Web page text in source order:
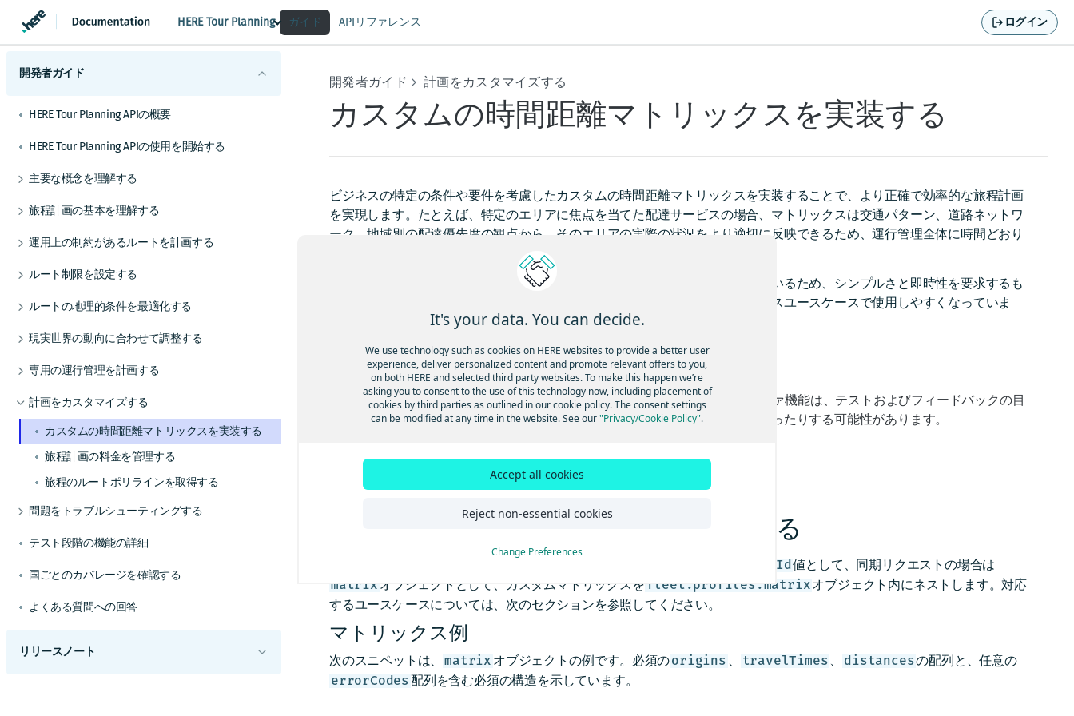
HERE Tour Planning ガイド APIリファレンス ログイン
開発者ガイド
HERE Tour Planning APIの概要
HERE Tour Planning APIの使用を開始する
主要な概念を理解する
目標
HERE Server Environment
設定
旅程計画の基本を理解する
容量制約付き配送計画問題を解決する
オープンな車両ルート検索問題を解決する
運用上の制約があるルートを計画する
グループにジョブを割り当てる
スキルに基づいてジョブを割り当てる
ツアーごとの超過コストを計算する
集荷と配達を旅程計画に組み合わせる
ジョブタスク位置を制御する
ジョブごとに複数のタスクを処理する
複数シフトを含める
休憩時間を組み込む
制限する
コストに合わせて旅程を最適化する
ルート制限を設定する
最大距離を制限する
最大シフト時間を制限する
停車地の最大数を設定する
停車地の最小数を設定する
ルートの地理的条件を最適化する
トを作成する
現実世界の動向に合わせて調整する
有の駐車時間を設定する
配車を改善する
移動時間または距離で車両用ルートを最適化す
る
道路の側設定でルートを最適化する
交通情報モードを理解する
ルートを動的に再計画する
る
る
ションを解決する
専用の運行管理を計画する
で、運行管理の効率を上げる
EVフリートに合わせて効率的なルートを計画す
る
廃棄物運行管理に合わせて効率的なルートを計
計画をカスタマイズする
カスタムの時間距離マトリックスを実装する
旅程計画の料金を管理する
旅程のルートポリラインを取得する
問題をトラブルシューティングする
る
テスト段階の機能の詳細
国ごとのカバレージを確認する
よくある質問への回答
リリースノート
開発者ガイド 計画をカスタマイズする
カスタムの時間距離マトリックスを実装する
ビジネスの特定の条件や要件を考慮したカスタムの時間距離マトリックスを実装することで、より正確で効率的な旅程計画
を実現します。たとえば、特定のエリアに焦点を当てた配達サービスの場合、マトリックスは交通パターン、道路ネットワ
ーク、地域別の配達優先度の観点から、そのエリアの実際の状況をより適切に反映できるため、運行管理全体に時間どおり
の効率的なツアー計画を策定できます。
リクエストと
リクエストの両方に対応しているため、シンプルさと即時性を要求するも
のから、大型車両のルート検索問題を含む複雑なシナリオまで、幅広いビジネスユースケースで使用しやすくなっていま
これはアルファ機能 (新規またはテスト段階であり、現在開発中) です。アルファ機能は、テストおよびフィードバックの目
的で提供されています。これらは大幅に変更されたり、一般に入手できなくなったりする可能性があります。
詳細については、「 」を参照してください。
カスタムマトリックスモデルを理解する
matrixId 値として、同期リクエストの場合は
matrix オブジェクトとして、カスタムマトリックスを fleet.profiles.matrixオブジェクト内にネストします。対応
するユースケースについては、次のセクションを参照してください。
マトリックス例
次のスニペットは、 matrix オブジェクトの例です。必須のorigins 、 travelTimes 、 distancesの配列と、任意の
errorCodes配列を含む必須の構造を示しています。
It's your data. You can decide.
We use technology such as cookies on HERE websites to provide a better user
experience, deliver personalized content and promote relevant offers to you,
on both HERE and selected third party websites. To make this happen we’re
asking you to consent to the use of this technology now, including placement of
cookies by third parties as outlined in our cookie policy. The consent settings
can be modified at any time in the website. See our"Privacy/Cookie Policy".
Accept all cookies
Reject non-essential cookies
Change Preferences